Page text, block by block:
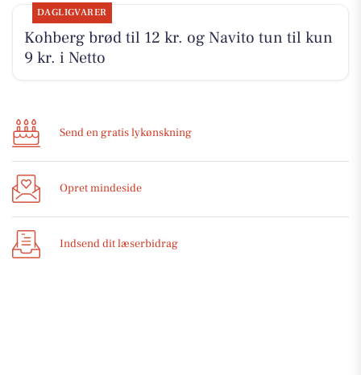
DAGLIGVARER
Kohberg brød til 12 kr. og Navito tun til kun
9 kr. i Netto
Send en gratis lykønskning
Opret mindeside
Indsend dit læserbidrag